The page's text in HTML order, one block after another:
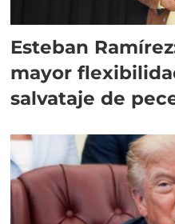
Esteban
mayor
salvataje de